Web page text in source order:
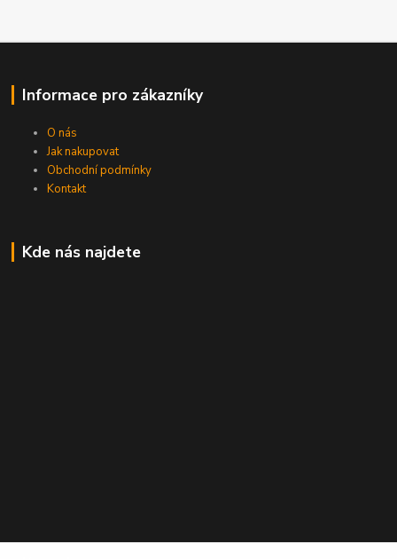
Informace pro zákazníky
O nás
Jak nakupovat
Obchodní podmínky
Kontakt
Kde nás najdete